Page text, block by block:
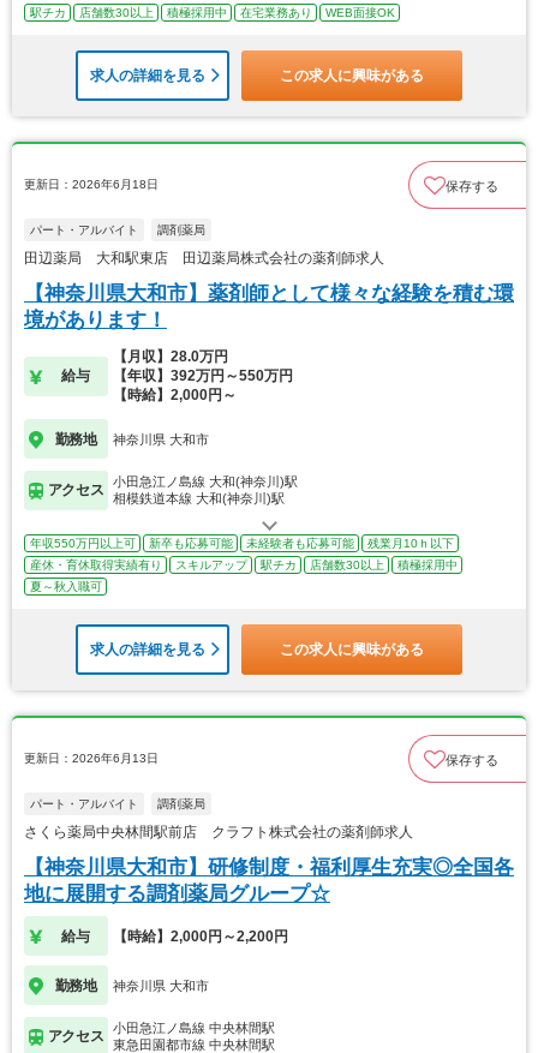
駅チカ
店舗数30以上 積極採用中 在宅業務あり WEB面接OK
求人の詳細を見る この求人に興味がある
更新日：2026年6月18日 保存する
パート・アルバイト 調剤薬局
田辺薬局 大和駅東店 田辺薬局株式会社の薬剤師求人
【神奈川県大和市】薬剤師として様々な経験を積む環
境があります！
給与
【月収】28.0万円
【年収】392万円～550万円
【時給】2,000円～
勤務地 神奈川県 大和市
アクセス
小田急江ノ島線 大和(神奈川)駅
相模鉄道本線 大和(神奈川)駅
年収550万円以上可 新卒も応募可能 未経験者も応募可能
残業月10ｈ以下
産休・育休取得実績有り
スキルアップ 駅チカ 店舗数30以上
積極採用中
夏～秋入職可
求人の詳細を見る この求人に興味がある
更新日：2026年6月13日 保存する
パート・アルバイト 調剤薬局
さくら薬局中央林間駅前店 クラフト株式会社の薬剤師求人
【神奈川県大和市】研修制度・福利厚生充実◎全国各
地に展開する調剤薬局グループ☆
給与 【時給】2,000円～2,200円
勤務地 神奈川県 大和市
アクセス
小田急江ノ島線 中央林間駅
東急田園都市線 中央林間駅